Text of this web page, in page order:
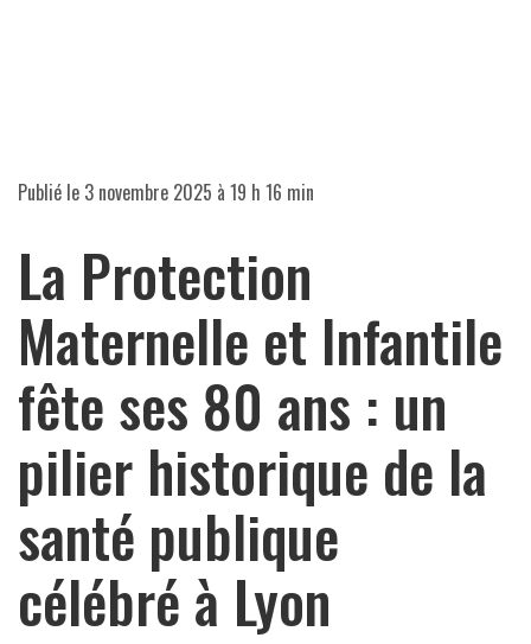
Publié le 3 novembre 2025 à 19 h 16 min
La Protection
Maternelle et Infantile
fête ses 80 ans : un
pilier historique de la
santé publique
célébré à Lyon